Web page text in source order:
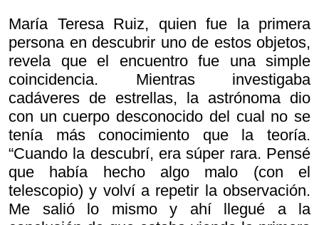
María Teresa Ruiz, quien fue la primera
persona en descubrir uno de estos objetos,
revela que el encuentro fue una simple
coincidencia. Mientras investigaba
cadáveres de estrellas, la astrónoma dio
con un cuerpo desconocido del cual no se
tenía más conocimiento que la teoría.
“Cuando la descubrí, era súper rara. Pensé
que había hecho algo malo (con el
telescopio) y volví a repetir la observación.
Me salió lo mismo y ahí llegué a la